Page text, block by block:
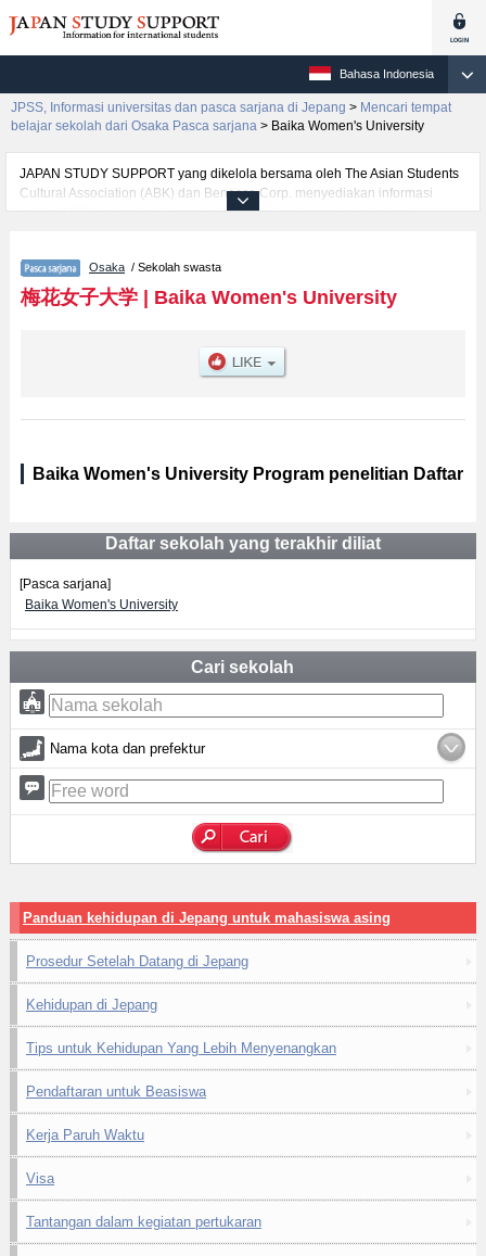
Bahasa Indonesia
JPSS, Informasi universitas dan pasca sarjana di Jepang > Mencari tempat
belajar sekolah dari Osaka Pasca sarjana > Baika Women's University
JAPAN STUDY SUPPORT yang dikelola bersama oleh The Asian Students
Cultural Association (ABK) dan Benesse Corp. menyediakan informasi
sekitar 1300 universitas, pascasarjana, universitas yunior, akademi
informasi per jurusan riset seperti %% research %%, serta berbagai
informasi yang berguna bagi mahasiswa(i) mancanegara seperti kuota
untuk jumlah pendaftar dan jumlah kelulusan ujian masuk mahasiswa(i)
jalan, dan lainnya. Silakan memanfaatkannya.
Osaka / Sekolah swasta
梅花女子大学| Baika Women's University
Baika Women's University Program penelitian Daftar
Daftar sekolah yang terakhir diliat
[Pasca sarjana]
Baika Women's University
Cari sekolah
Nama kota dan prefektur
Panduan kehidupan di Jepang untuk mahasiswa asing
Prosedur Setelah Datang di Jepang
Kehidupan di Jepang
Tips untuk Kehidupan Yang Lebih Menyenangkan
Pendaftaran untuk Beasiswa
Kerja Paruh Waktu
Visa
Tantangan dalam kegiatan pertukaran